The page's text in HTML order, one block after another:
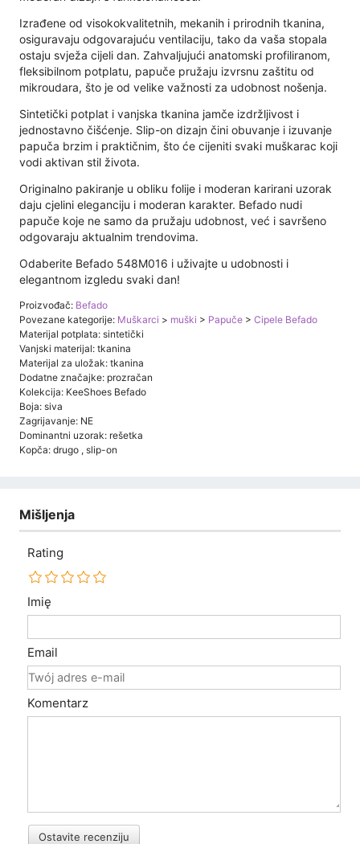
Izrađene od visokokvalitetnih, mekanih i prirodnih tkanina,
osiguravaju odgovarajuću ventilaciju, tako da vaša stopala
ostaju svježa cijeli dan. Zahvaljujući anatomski profiliranom,
fleksibilnom potplatu, papuče pružaju izvrsnu zaštitu od
mikroudara, što je od velike važnosti za udobnost nošenja.
Sintetički potplat i vanjska tkanina jamče izdržljivost i
jednostavno čišćenje. Slip-on dizajn čini obuvanje i izuvanje
papuča brzim i praktičnim, što će cijeniti svaki muškarac koji
vodi aktivan stil života.
Originalno pakiranje u obliku folije i moderan karirani uzorak
daju cjelini eleganciju i moderan karakter. Befado nudi
papuče koje ne samo da pružaju udobnost, već i savršeno
odgovaraju aktualnim trendovima.
Odaberite Befado 548M016 i uživajte u udobnosti i
elegantnom izgledu svaki dan!
Proizvođač: Befado
Povezane kategorije: Muškarci > muški > Papuče > Cipele Befado
Materijal potplata: sintetički
Vanjski materijal: tkanina
Materijal za uložak: tkanina
Dodatne značajke: prozračan
Kolekcija: KeeShoes Befado
Boja: siva
Zagrijavanje: NE
Dominantni uzorak: rešetka
Kopča: drugo , slip-on
Mišljenja
Rating
Imię
Email
Komentarz
Ostavite recenziju